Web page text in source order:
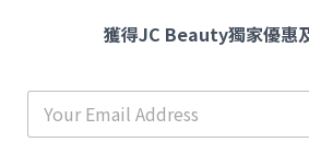
獲得JC Beauty獨家優惠